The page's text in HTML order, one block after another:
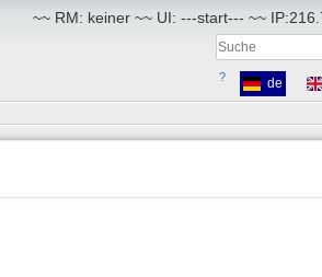
~~ RM: keiner ~~ UI: ---start--- ~~
? de